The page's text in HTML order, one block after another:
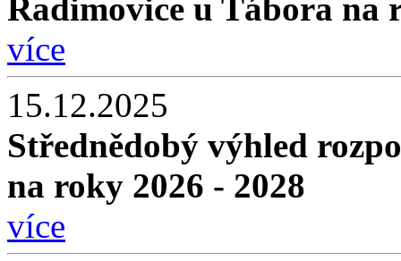
Radimovice u Tábora na
více
15.12.2025
Střednědobý výhled
na roky 2026 - 2028
více